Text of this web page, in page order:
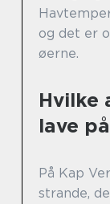
og det er
øerne.
Hvilke
lave
På Kap
strande,